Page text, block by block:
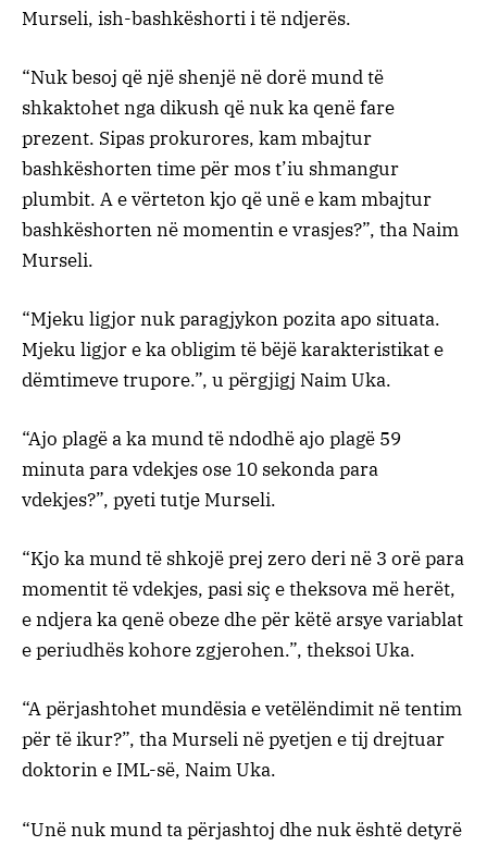
Murseli, ish-bashkëshorti i të ndjerës.
“Nuk besoj që një shenjë në dorë mund të
shkaktohet nga dikush që nuk ka qenë fare
prezent. Sipas prokurores, kam mbajtur
bashkëshorten time për mos t’iu shmangur
plumbit. A e vërteton kjo që unë e kam mbajtur
bashkëshorten në momentin e vrasjes?”, tha Naim
Murseli.
“Mjeku ligjor nuk paragjykon pozita apo situata.
Mjeku ligjor e ka obligim të bëjë karakteristikat e
dëmtimeve trupore.”, u përgjigj Naim Uka.
“Ajo plagë a ka mund të ndodhë ajo plagë 59
minuta para vdekjes ose 10 sekonda para
vdekjes?”, pyeti tutje Murseli.
“Kjo ka mund të shkojë prej zero deri në 3 orë para
momentit të vdekjes, pasi siç e theksova më herët,
e ndjera ka qenë obeze dhe për këtë arsye variablat
e periudhës kohore zgjerohen.”, theksoi Uka.
“A përjashtohet mundësia e vetëlëndimit në tentim
për të ikur?”, tha Murseli në pyetjen e tij drejtuar
doktorin e IML-së, Naim Uka.
“Unë nuk mund ta përjashtoj dhe nuk është detyrë